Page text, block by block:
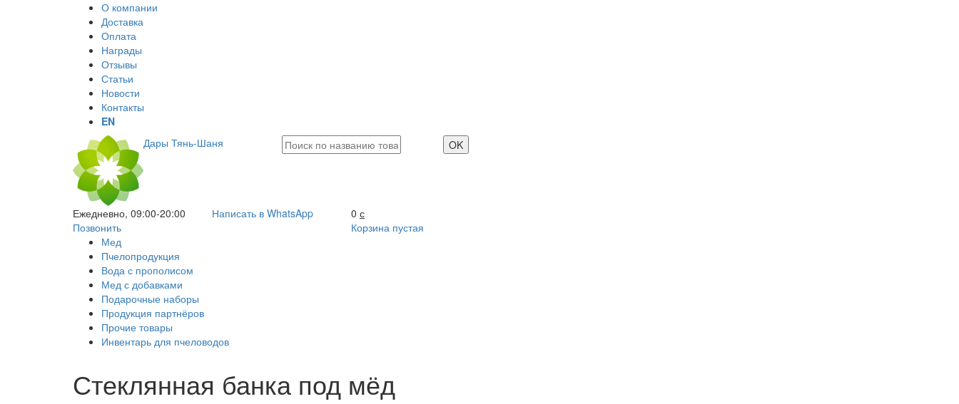
О компании
Доставка
Оплата
Награды
Отзывы
Статьи
Новости
Контакты
EN
Дары Тянь-Шаня
Ежедневно, 09:00-20:00
Позвонить
Написать в WhatsApp 0 с
Корзина пустая
Мед
Пчелопродукция
Вода с прополисом
Мед с добавками
Подарочные наборы
Продукция партнёров
Прочие товары
Инвентарь для пчеловодов
Стеклянная банка под мёд